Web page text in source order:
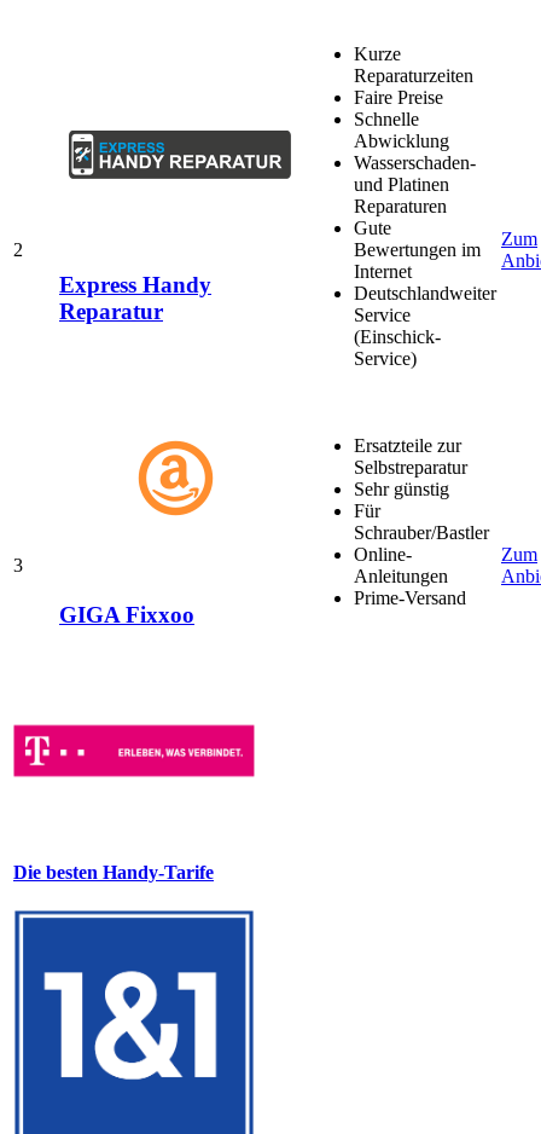
2
Express Handy
Reparatur
Kurze
Reparaturzeiten
Faire Preise
Schnelle
Abwicklung
Wasserschaden-
und Platinen
Reparaturen
Gute
Bewertungen im
Internet
Deutschlandweiter
Service
(Einschick-
Service)
Zum
3
GIGA Fixxoo
Ersatzteile zur
Selbstreparatur
Sehr günstig
Für
Schrauber/Bastler
Online-
Anleitungen
Prime-Versand
Zum
Die besten Handy-Tarife